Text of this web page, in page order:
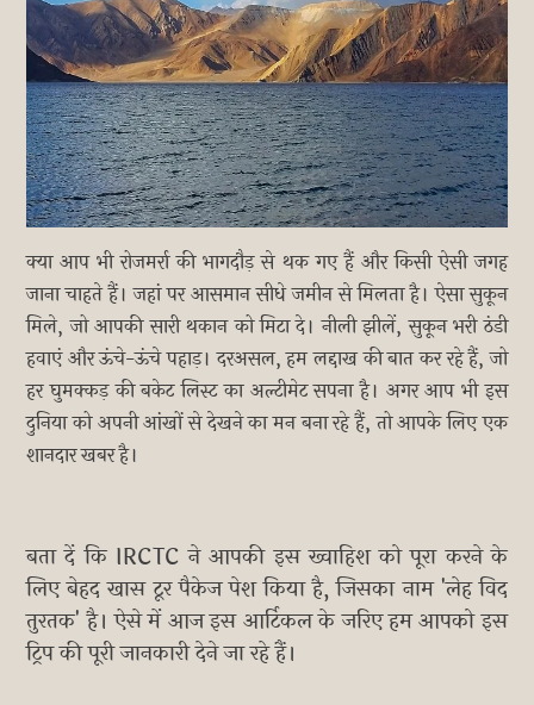
क्या आप भी रोजमर्रा की भागदौड़ से थक गए हैं और किसी ऐसी जगह
जाना चाहते हैं। जहां पर आसमान सीधे जमीन से मिलता है। ऐसा सुकून
मिले, जो आपकी सारी थकान को मिटा दे। नीली झीलें, सुकून भरी ठंडी
हवाएं और ऊंचे-ऊंचे पहाड़। दरअसल, हम लद्दाख की बात कर रहे हैं, जो
हर घुमक्कड़ की बकेट लिस्ट का अल्टीमेट सपना है। अगर आप भी इस
दुनिया को अपनी आंखों से देखने का मन बना रहे हैं, तो आपके लिए एक
शानदार खबर है।
बता दें कि IRCTC ने आपकी इस ख्वाहिश को पूरा करने के
लिए बेहद खास टूर पैकेज पेश किया है, जिसका नाम 'लेह विद
तुरतक' है। ऐसे में आज इस आर्टिकल के जरिए हम आपको इस
ट्रिप की पूरी जानकारी देने जा रहे हैं।